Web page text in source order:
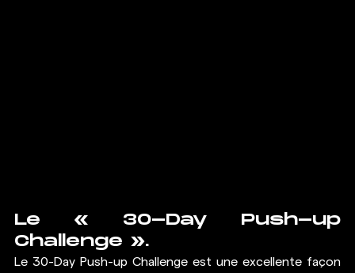
Le « 30-Day Push-up
Challenge ».
Le 30-Day Push-up Challenge est une excellente façon